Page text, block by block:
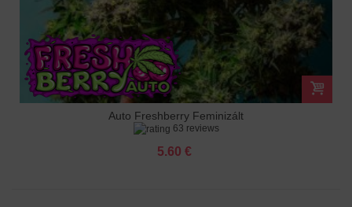
Auto Freshberry Feminizált
63 reviews
5.60 €